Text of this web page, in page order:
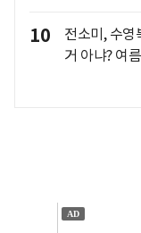
10
전소미, 수영
거 아냐? 여